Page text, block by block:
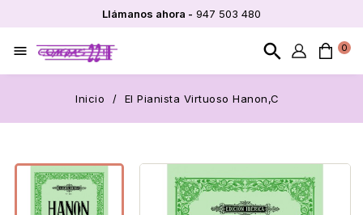
Llámanos ahora - 947 503 480
0
search

Inicio El Pianista Virtuoso Hanon,C